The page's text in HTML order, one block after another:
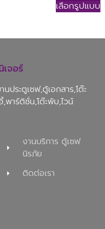
เลือกรูปแบบ
จอร์
ประตูเซฟ,ตู้เอกสาร,โต๊ะ
,พาร์ติชั่น,โต๊ะพับ,ไวน์
งานบริการ ตู้เซฟ
นิรภัย
ติดต่อเรา